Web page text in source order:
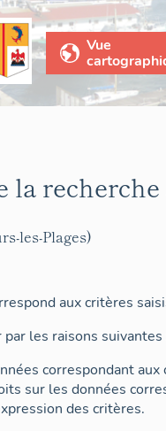
Vue
la recherche
les-Plages)
aux critères
les raisons suivantes
correspondant aux
sur les données
des critères.